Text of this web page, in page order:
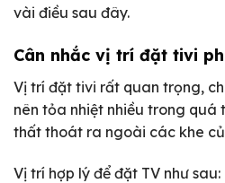
vài điều sau đây.
Cân nhắc vị trí đặt tivi
Vị trí đặt tivi rất quan trọng,
nên tỏa nhiệt nhiều trong quá
thất thoát ra ngoài các khe
Vị trí hợp lý để đặt TV như sau: